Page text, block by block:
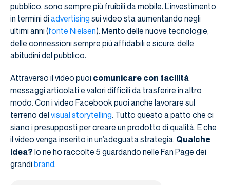
pubblico, sono sempre più fruibili da mobile. L’investimento
in termini di advertising sui video sta aumentando negli
ultimi anni (fonte Nielsen). Merito delle nuove tecnologie,
delle connessioni sempre più affidabili e sicure, delle
abitudini del pubblico.
Attraverso il video puoi comunicare con facilità
messaggi articolati e valori difficili da trasferire in altro
modo. Con i video Facebook puoi anche lavorare sul
terreno del visual storytelling. Tutto questo a patto che ci
siano i presupposti per creare un prodotto di qualità. E che
il video venga inserito in un’adeguata strategia. Qualche
idea? Io ne ho raccolte 5 guardando nelle Fan Page dei
grandi brand.